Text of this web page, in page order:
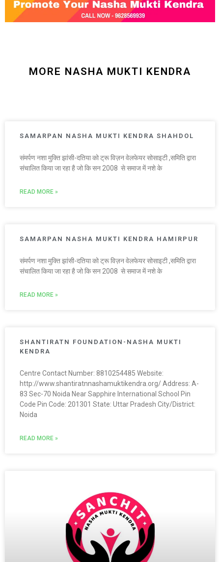
MORE NASHA MUKTI KENDRA
SAMARPAN NASHA MUKTI KENDRA SHAHDOL
संमर्पण नशा मुक्ति झांसी-दतिया को ट्रू विज़न वेलफेयर सोसाइटी ,समिति द्वारा
संचालित किया जा रहा है जो कि सन 2008 से समाज में नशे के
READ MORE »
SAMARPAN NASHA MUKTI KENDRA HAMIRPUR
संमर्पण नशा मुक्ति झांसी-दतिया को ट्रू विज़न वेलफेयर सोसाइटी ,समिति द्वारा
संचालित किया जा रहा है जो कि सन 2008 से समाज में नशे के
READ MORE »
SHANTIRATN FOUNDATION-NASHA MUKTI
KENDRA
Centre Contact Number: 8810254485 Website:
http://www.shantiratnnashamuktikendra.org/ Address: A-
83 Sec-70 Noida Near Sapphire International School Pin
Code Pin Code: 201301 State: Uttar Pradesh City/District:
Noida
READ MORE »